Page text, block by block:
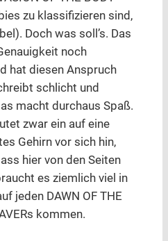
zu klassifizieren sind,
Doch was soll’s. Das
noch
hat diesen Anspruch
schlicht und
macht durchaus Spaß.
zwar ein auf eine
Gehirn vor sich hin,
hier von den Seiten
es ziemlich viel in
jeden DAWN OF THE
kommen.